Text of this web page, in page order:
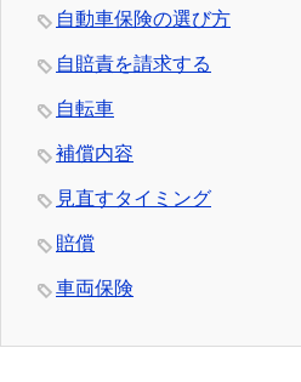
自動車保険の選び方
自賠責を請求する
自転車
補償内容
見直すタイミング
賠償
車両保険